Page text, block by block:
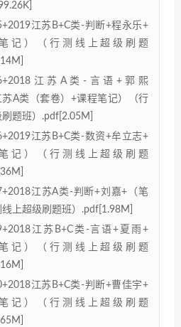
江苏B+C类-判断+程永乐+
记）（行测线上超级刷题
江苏A类-言语+郭熙
A类（套卷）+课程笔记）（行
题班）.pdf[2.05M]
江苏B+C类-数资+牟立志+
记）（行测线上超级刷题
江苏A类-判断+刘嘉+（笔
上超级刷题班）.pdf[1.98M]
江苏B+C类-言语+夏雨+
记）（行测线上超级刷题
江苏B+C类-判断+曹佳宇+
记）（行测线上超级刷题